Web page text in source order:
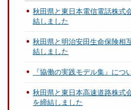
秋田県と東日本電信電話株式
結しました
秋田県と明治安田生命保険相
結しました
『協働の実践モデル集』につ
秋田県と東日本高速道路株式
を締結しました